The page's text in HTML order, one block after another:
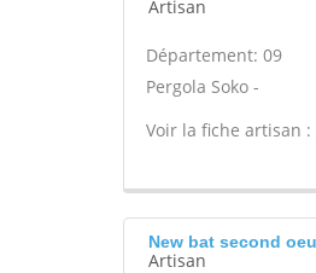
Artisan
Département: 09
Pergola Soko -
Voir la fiche artisan :
New bat second
Artisan